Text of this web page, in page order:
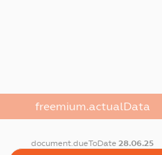
freemium.actualData
document.dueToDate28.06.25